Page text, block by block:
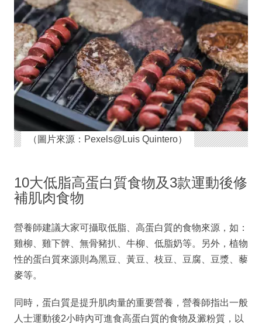
（圖片來源：Pexels@Luis Quintero）
10大低脂高蛋白質食物及3款運動後修
補肌肉食物
營養師建議大家可攝取低脂、高蛋白質的食物來源，如：
雞柳、雞下髀、無骨豬扒、牛柳、低脂奶等。另外，植物
性的蛋白質來源則為黑豆、黃豆、枝豆、豆腐、豆漿、藜
麥等。
同時，蛋白質是提升肌肉量的重要營養，營養師指出一般
人士運動後2小時內可進食高蛋白質的食物及澱粉質，以